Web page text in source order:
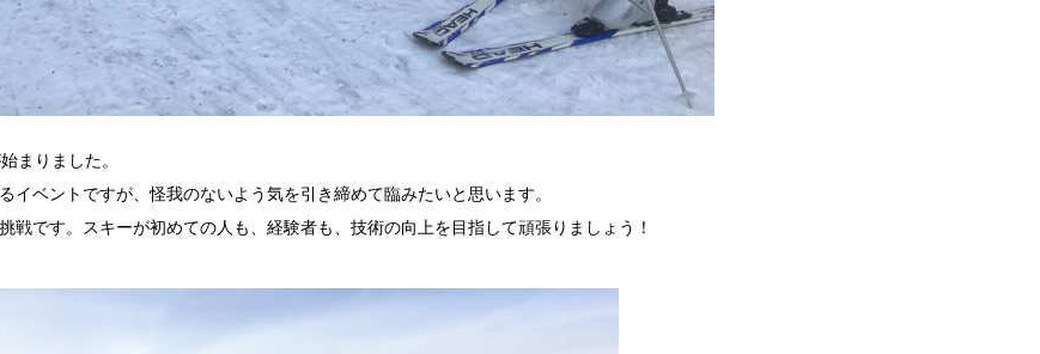
まりました。
イベントですが、怪我のないよう気を引き締めて臨みたいと思います。
戦です。スキーが初めての人も、経験者も、技術の向上を目指して頑張りましょう！